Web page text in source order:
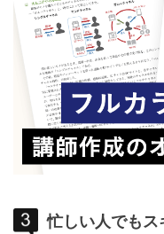
忙しい人でもス